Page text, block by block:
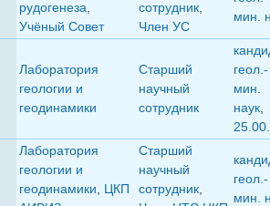
рудогенеза,
Учёный Совет
сотрудник,
Член УС
мин.
Лаборатория
геологии и
геодинамики
Старший
научный
сотрудник
геол.-
мин.
наук,
Лаборатория
геологии и
геодинамики, ЦКП
Старший
научный
сотрудник,
геол.-
мин.